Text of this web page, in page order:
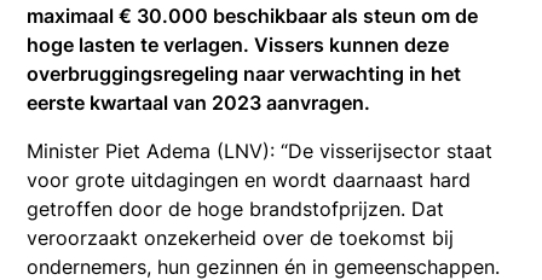
maximaal € 30.000 beschikbaar als steun om de
hoge lasten te verlagen. Vissers kunnen deze
overbruggingsregeling naar verwachting in het
eerste kwartaal van 2023 aanvragen.
Minister Piet Adema (LNV): “De visserijsector staat
voor grote uitdagingen en wordt daarnaast hard
getroffen door de hoge brandstofprijzen. Dat
veroorzaakt onzekerheid over de toekomst bij
ondernemers, hun gezinnen én in gemeenschappen.